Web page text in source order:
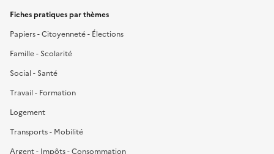
Fiches pratiques par thèmes
Papiers - Citoyenneté - Élections
Famille - Scolarité
Social - Santé
Travail - Formation
Logement
Transports - Mobilité
Argent - Impôts - Consommation